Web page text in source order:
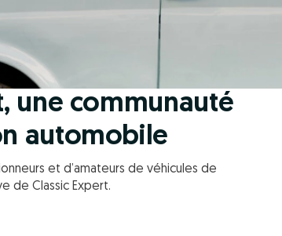
une communauté
automobile
et d’amateurs de véhicules de
de Classic Expert.